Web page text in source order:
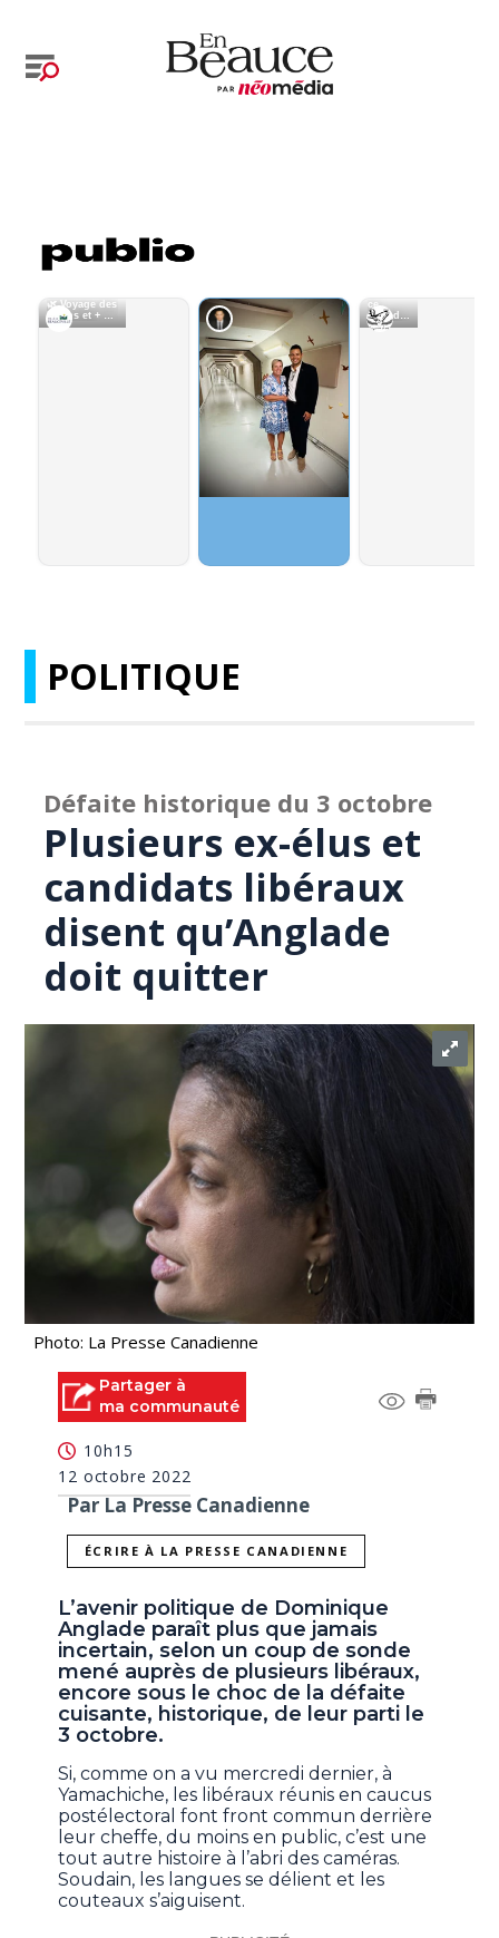
POLITIQUE
Défaite historique du 3 octobre
Plusieurs ex-élus et
candidats libéraux
disent qu’Anglade
doit quitter
Photo: La Presse Canadienne
Partager à
ma communauté
10h15
12 octobre 2022
Par La Presse Canadienne
ÉCRIRE À LA PRESSE CANADIENNE
L’avenir politique de Dominique
Anglade paraît plus que jamais
incertain, selon un coup de sonde
mené auprès de plusieurs libéraux,
encore sous le choc de la défaite
cuisante, historique, de leur parti le
3 octobre.
Si, comme on a vu mercredi dernier, à
Yamachiche, les libéraux réunis en caucus
postélectoral font front commun derrière
leur cheffe, du moins en public, c’est une
tout autre histoire à l’abri des caméras.
Soudain, les langues se délient et les
couteaux s’aiguisent.